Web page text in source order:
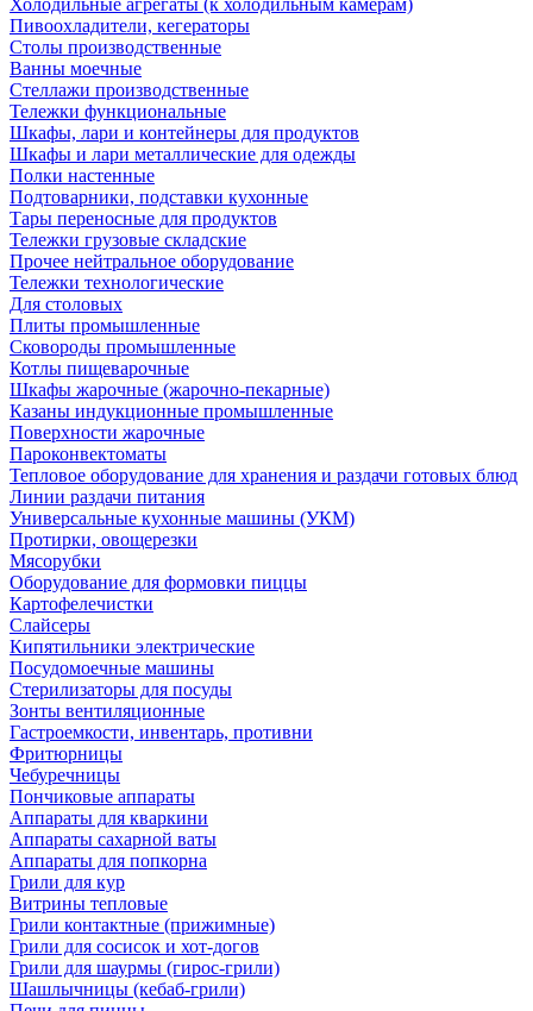
Холодильные агрегаты (к холодильным камерам)
Пивоохладители, кегераторы
Столы производственные
Ванны моечные
Стеллажи производственные
Тележки функциональные
Шкафы, лари и контейнеры для продуктов
Шкафы и лари металлические для одежды
Полки настенные
Подтоварники, подставки кухонные
Тары переносные для продуктов
Тележки грузовые складские
Прочее нейтральное оборудование
Тележки технологические
Для столовых
Плиты промышленные
Сковороды промышленные
Котлы пищеварочные
Шкафы жарочные (жарочно-пекарные)
Казаны индукционные промышленные
Поверхности жарочные
Пароконвектоматы
Тепловое оборудование для хранения и раздачи готовых блюд
Линии раздачи питания
Универсальные кухонные машины (УКМ)
Протирки, овощерезки
Мясорубки
Оборудование для формовки пиццы
Картофелечистки
Слайсеры
Кипятильники электрические
Посудомоечные машины
Стерилизаторы для посуды
Зонты вентиляционные
Гастроемкости, инвентарь, противни
Фритюрницы
Чебуречницы
Пончиковые аппараты
Аппараты для кваркини
Аппараты сахарной ваты
Аппараты для попкорна
Грили для кур
Витрины тепловые
Грили контактные (прижимные)
Грили для сосисок и хот-догов
Грили для шаурмы (гирос-грили)
Шашлычницы (кебаб-грили)